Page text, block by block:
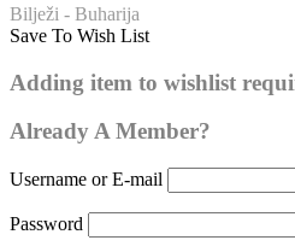
Buharija – broj
0
Bilježi - Buharija
Save To Wish List
Adding item to wishlist
Already A Member?
Username or E-mail
Password